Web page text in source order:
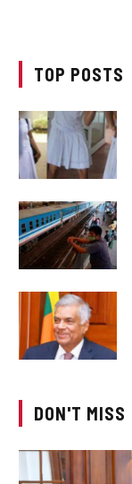
TOP POSTS
DON'T MISS